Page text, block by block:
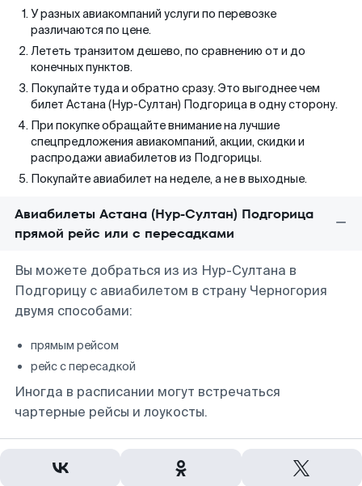
У разных авиакомпаний услуги по перевозке
различаются по цене.
Лететь транзитом дешево, по сравнению от и до
конечных пунктов.
Покупайте туда и обратно сразу. Это выгоднее чем
билет Астана (Нур-Султан) Подгорица в одну сторону.
При покупке обращайте внимание на лучшие
спецпредложения авиакомпаний, акции, скидки и
распродажи авиабилетов из Подгорицы.
Покупайте авиабилет на неделе, а не в выходные.
Авиабилеты Астана (Нур-Султан) Подгорица
прямой рейс или с пересадками
Вы можете добраться из из Нур-Султана в
Подгорицу с авиабилетом в страну Черногория
двумя способами:
прямым рейсом
рейс с пересадкой
Иногда в расписании могут встречаться
чартерные рейсы и лоукосты.